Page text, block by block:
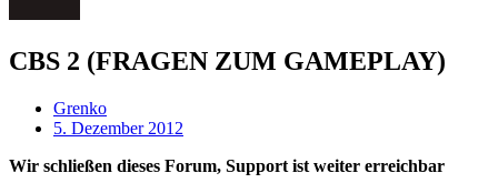
CBS 2 (FRAGEN ZUM GAMEPLAY)
Grenko
5. Dezember 2012
Wir schließen dieses Forum, Support ist weiter erreichbar